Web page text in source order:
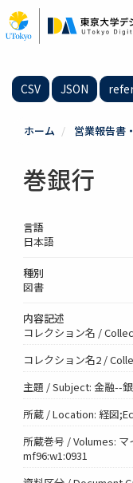
イ
ン
CSV JSON
ホーム 営業報告書
巻銀行
言語
日本語
種別
図書
内容記述
コレクション名 /
コレクション名2 /
主題 / Subject: 金融--
所蔵 / Location: 経図
所蔵巻号 / Volumes:
mf96:w1:0931